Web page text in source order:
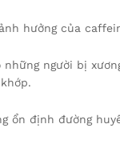
hưởng của
người bị
ổn định đường